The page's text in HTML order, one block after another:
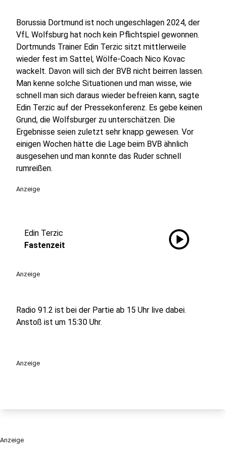
Borussia Dortmund ist noch ungeschlagen 2024, der
VfL Wolfsburg hat noch kein Pflichtspiel gewonnen.
Dortmunds Trainer Edin Terzic sitzt mittlerweile
wieder fest im Sattel, Wölfe-Coach Nico Kovac
wackelt. Davon will sich der BVB nicht beirren lassen.
Man kenne solche Situationen und man wisse, wie
schnell man sich daraus wieder befreien kann, sagte
Edin Terzic auf der Pressekonferenz. Es gebe keinen
Grund, die Wolfsburger zu unterschätzen. Die
Ergebnisse seien zuletzt sehr knapp gewesen. Vor
einigen Wochen hätte die Lage beim BVB ähnlich
ausgesehen und man konnte das Ruder schnell
rumreißen.
Anzeige
Edin Terzic
Fastenzeit
play_circle
Anzeige
Radio 91.2 ist bei der Partie ab 15 Uhr live dabei.
Anstoß ist um 15:30 Uhr.
Anzeige
Anzeige